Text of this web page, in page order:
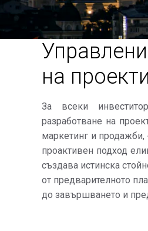
на
За всеки
разработване на
маркетинг и
проактивен подход
създава истинска
от предварителното
до завършването и